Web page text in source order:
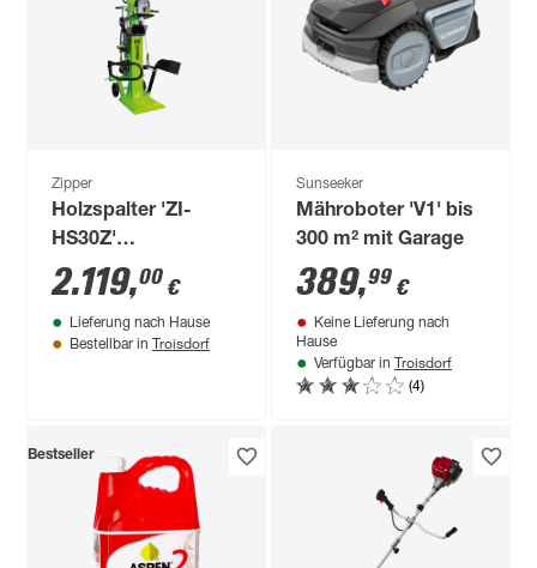
Zipper
Holzspalter 'ZI-
HS30Z'
Zapfwellenantrieb,
mit Stammheber
2.119,00 €
Lieferung nach Hause
Bestellbar in Troisdorf
Sunseeker
Mähroboter 'V1' bis
300 m² mit Garage
389,99 €
Keine Lieferung nach
Hause
Verfügbar in Troisdorf
(4)
Bestseller